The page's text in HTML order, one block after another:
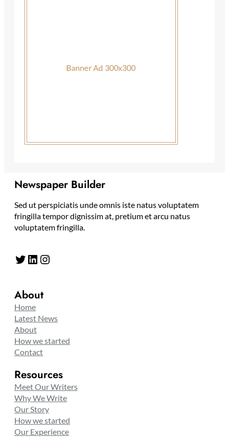
Newspaper Builder
Sed ut perspiciatis unde omnis iste natus voluptatem
fringilla tempor dignissim at, pretium et arcu natus
voluptatem fringilla.
Twitter LinkedIn Instagram
About
Home
Latest News
About
How we started
Contact
Resources
Meet Our Writers
Why We Write
Our Story
How we started
Our Experience